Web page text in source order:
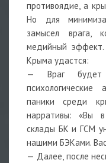
противоядие, а
Но для
замысел врага,
медийный эффект.
Крыма удастся:
— Враг будет
паники среди
нарративы: «Вы
склады БК и ГСМ
нашими БЭКами.
— Далее, после